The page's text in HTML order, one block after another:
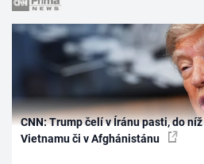
CNN: Trump čelí v Íránu pasti, do
Vietnamu či v Afghánistánu